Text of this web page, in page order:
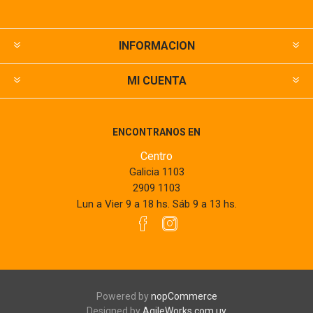
INFORMACION
MI CUENTA
ENCONTRANOS EN
Centro
Galicia 1103
2909 1103
Lun a Vier 9 a 18 hs. Sáb 9 a 13 hs.
Powered bynopCommerce
Designed by AgileWorks.com.uy